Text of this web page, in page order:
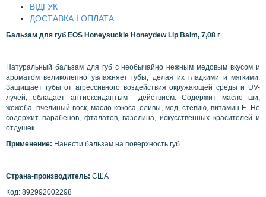
ВІДГУК
ДОСТАВКА І ОПЛАТА
Бальзам для губ EOS Honeysuckle Honeydew Lip Balm, 7,08 г
Натуральный бальзам для губ с необычайно нежным медовым вкусом и
ароматом великолепно увлажняет губы, делая их гладкими и мягкими.
Защищает губы от агрессивного воздействия окружающей среды и UV-
лучей, обладает антиоксидантым действием. Содержит масло ши,
жожоба, пчелиный воск, масло кокоса, оливы, мед, стевию, витамин Е. Не
содержит парабенов, фталатов, вазелина, искусственных красителей и
отдушек.
Применение: Нанести бальзам на поверхность губ.
Страна-производитель: США
Код: 892992002298